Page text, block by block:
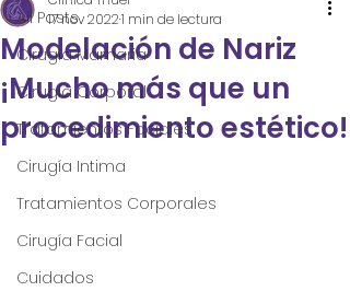
All Posts
Cirugía Mamaria
Cirugía Corporal
Tratamientos Faciales
Cirugía Intima
Tratamientos Corporales
Cirugía Facial
Cuidados
Modelación de Nariz
¡Mucho más que un
procedimiento estético!
17 nov 20221 min de lectura